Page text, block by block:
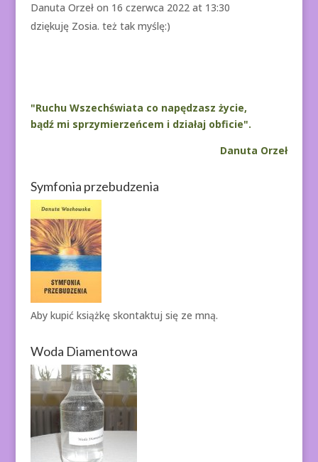
Danuta Orzeł on 16 czerwca 2022 at 13:30
dziękuję Zosia. też tak myślę:)
"Ruchu Wszechświata co napędzasz życie,
bądź mi sprzymierzeńcem i działaj obficie".
Danuta Orzeł
Symfonia przebudzenia
Aby kupić książkę skontaktuj się ze mną.
Woda Diamentowa